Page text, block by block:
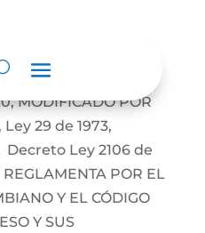
POR LE
MODIFICADO POR
29 de 1973,
Decreto Ley 2106 de
REGLAMENTA POR EL
Y EL CÓDIGO
Y SUS